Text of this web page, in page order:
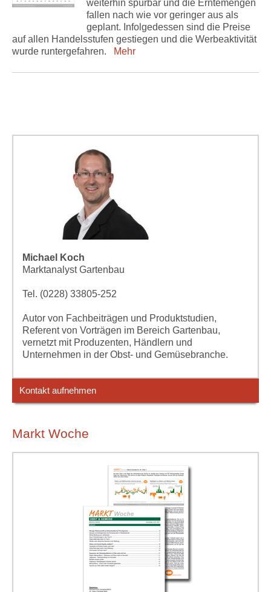
weiterhin spürbar und die Erntemengen
fallen nach wie vor geringer aus als
geplant. Infolgedessen sind die Preise
auf allen Handelsstufen gestiegen und die Werbeaktivität
wurde runtergefahren.
Mehr
Michael Koch
Marktanalyst Gartenbau
Tel. (0228) 33805-252
Autor von Fachbeiträgen und Produktstudien,
Referent von Vorträgen im Bereich Gartenbau,
vernetzt mit Produzenten, Händlern und
Unternehmen in der Obst- und Gemüsebranche.
Kontakt aufnehmen
Markt Woche